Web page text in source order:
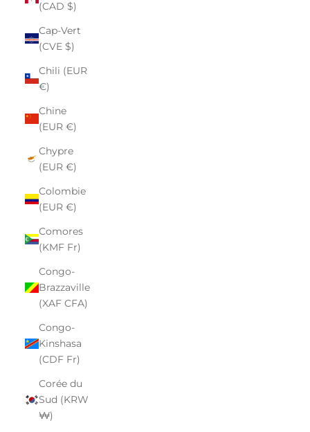
(CAD $)
Cap-Vert
(CVE $)
Chili (EUR
€)
Chine
(EUR €)
Chypre
(EUR €)
Colombie
(EUR €)
Comores
(KMF Fr)
Congo-
Brazzaville
(XAF CFA)
Congo-
Kinshasa
(CDF Fr)
Corée du
Sud (KRW
₩)